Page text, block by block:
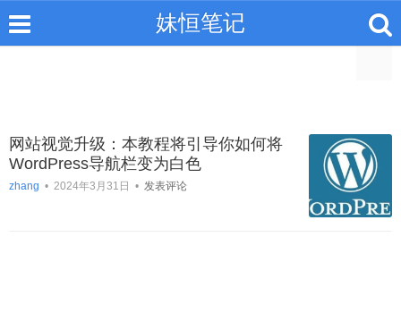
妹恒笔记
网站视觉升级：本教程将引导你如何将
WordPress导航栏变为白色
zhang • 2024年3月31日 • 发表评论